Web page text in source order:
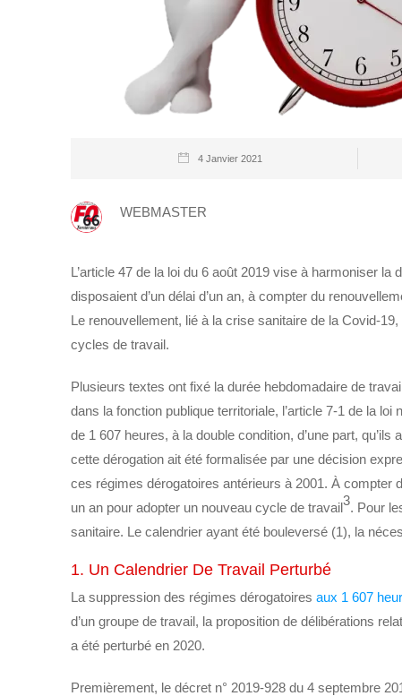
4 Janvier 2021
WEBMASTER
L’article 47 de la loi du 6 août 2019 vise à harmoniser
disposaient d’un délai d’un an, à compter du
Le renouvellement, lié à la crise sanitaire de la Covid-
cycles de travail.
Plusieurs textes ont fixé la durée hebdomadaire de
dans la fonction publique territoriale, l’article 7-1 de la
de 1 607 heures, à la double condition, d’une part,
cette dérogation ait été formalisée par une décision
ces régimes dérogatoires antérieurs à 2001. À compter
un an pour adopter un nouveau cycle de travail3. Pour
sanitaire. Le calendrier ayant été bouleversé (1), la
1. Un Calendrier De Travail Perturbé
La suppression des régimes dérogatoires aux 1 607
d’un groupe de travail, la proposition de délibérations
a été perturbé en 2020.
Premièrement, le décret n° 2019-928 du 4 septembre